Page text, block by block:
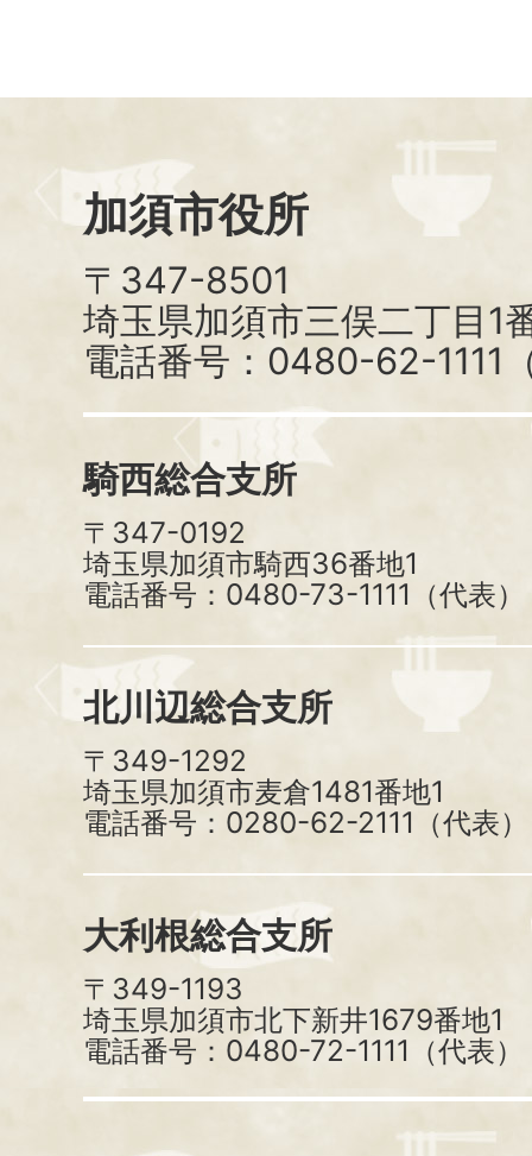
加須市役所
〒347-8501
埼玉県加須市三俣二丁目1
電話番号：0480-62-1111
騎西総合支所
〒347-0192
埼玉県加須市騎西36番地1
電話番号：0480-73-1111（代表）
北川辺総合支所
〒349-1292
埼玉県加須市麦倉1481番地1
電話番号：0280-62-2111（代表）
大利根総合支所
〒349-1193
埼玉県加須市北下新井1679番地1
電話番号：0480-72-1111（代表）